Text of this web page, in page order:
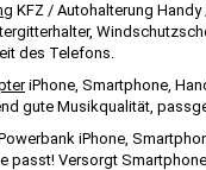
KFZ / Autohalterung
des Telefons.
iPhone, Smartphone,
gute Musikqualität,
iPhone,
passt! Versorgt